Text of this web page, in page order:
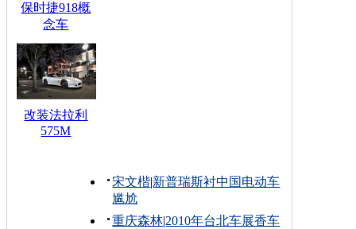
保时捷918概
念车
改装法拉利
575M
宋文楷|新普瑞斯衬中国电动车
尴尬
重庆森林|2010年台北车展香车